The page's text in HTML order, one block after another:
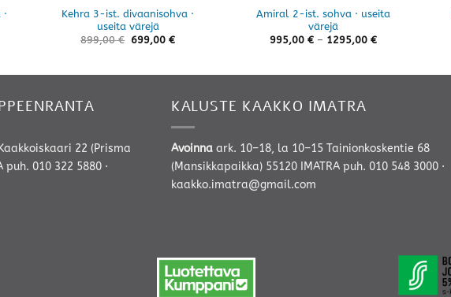
Kehra 3-ist. divaanisohva ·
useita värejä
899,00€ 699,00 €
Amiral 2-ist. sohva · useita
värejä
995,00 € – 1295,00 €Hintaluokka:
22 (Prisma
puh. 010 322 5880 ·
KALUSTE KAAKKO IMATRA
Avoinnaark. 10–18, la 10–15 Tainionkoskentie 68
(Mansikkapaikka) 55120 IMATRA puh. 010 548 3000·
kaakko.imatra@gmail.com